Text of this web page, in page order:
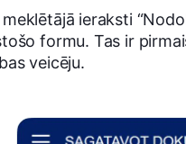
ieraksti
formu. Tas ir
veicēju.